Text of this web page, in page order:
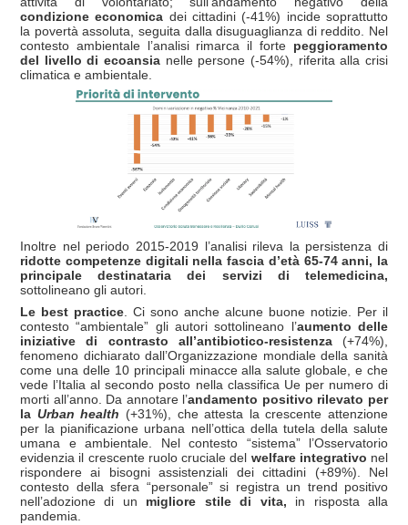
condizione economica dei cittadini (-41%) incide soprattutto
la povertà assoluta, seguita dalla disuguaglianza di reddito. Nel
contesto ambientale l’analisi rimarca il forte peggioramento
del livello di ecoansia nelle persone (-54%), riferita alla crisi
climatica e ambientale.
Inoltre nel periodo 2015-2019 l’analisi rileva la persistenza di
ridotte competenze digitali nella fascia d’età 65-74 anni, la
principale destinataria dei servizi di telemedicina,
sottolineano gli autori.
Le best practice. Ci sono anche alcune buone notizie. Per il
contesto “ambientale” gli autori sottolineano l’aumento delle
iniziative di contrasto all’antibiotico-resistenza(+74%),
fenomeno dichiarato dall’Organizzazione mondiale della sanità
come una delle 10 principali minacce alla salute globale, e che
vede l’Italia al secondo posto nella classifica Ue per numero di
morti all’anno. Da annotare l’andamento positivo rilevato per
la Urban health (+31%), che attesta la crescente attenzione
per la pianificazione urbana nell’ottica della tutela della salute
umana e ambientale.
Nel contesto “sistema” l’Osservatorio
evidenzia il crescente ruolo cruciale del welfare integrativo nel
rispondere ai bisogni assistenziali dei cittadini (+89%). Nel
contesto della sfera “personale” si registra un trend positivo
nell’adozione di un migliore stile di vita, in risposta alla
pandemia.